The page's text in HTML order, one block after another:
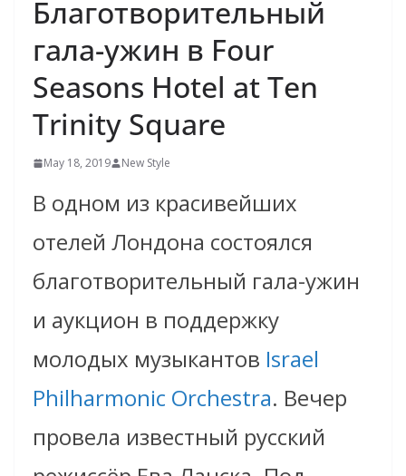
Благотворительный
гала-ужин в Four
Seasons Hotel at Ten
Trinity Square
May 18, 2019 New Style
В одном из красивейших
отелей Лондона состоялся
благотворительный гала-ужин
и аукцион в поддержку
молодых музыкантов Israel
Philharmonic Orchestra. Вечер
провела известный русский